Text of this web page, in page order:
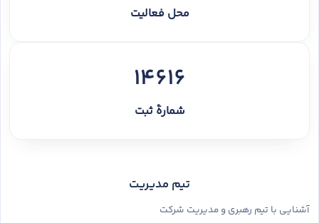
محل فعالیت
14616
شمارهٔ ثبت
تیم مدیریت
آشنایی با تیم رهبری و مدیریت شرکت